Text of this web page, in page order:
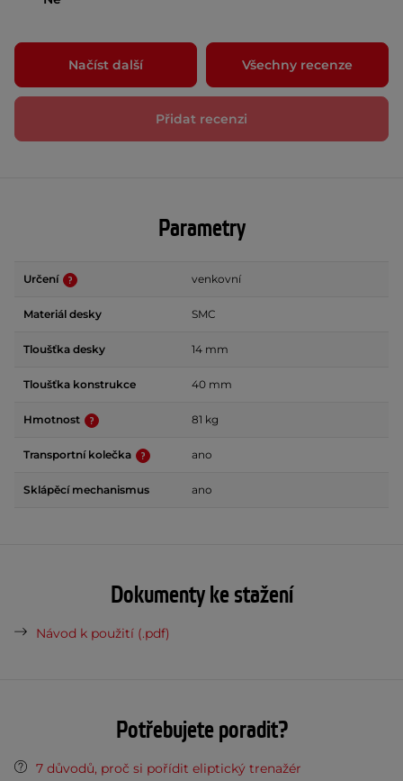
Načíst další Všechny recenze
Přidat recenzi
Parametry
Určení venkovní
Materiál desky SMC
Tloušťka desky 14 mm
Tloušťka konstrukce 40 mm
Hmotnost 81 kg
Transportní kolečka ano
Sklápěcí mechanismus ano
Dokumenty ke stažení
Návod k použití (.pdf)
Potřebujete poradit?
7 důvodů, proč si pořídit eliptický trenažér